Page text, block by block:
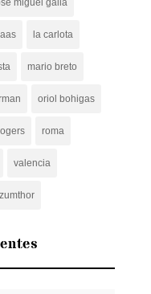
miguel galia
la carlota
mario breto
oriol bohigas
roma
valencia
zumthor